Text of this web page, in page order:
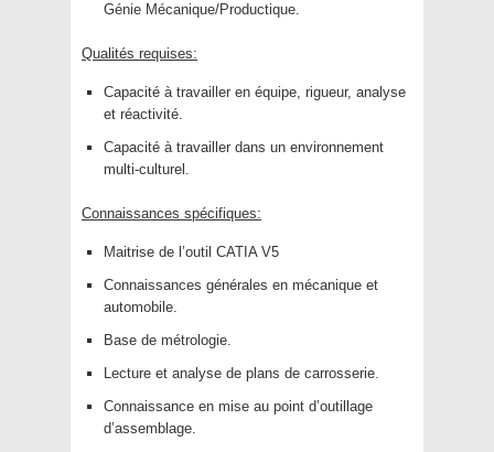
Génie Mécanique/Productique.
Qualités requises:
Capacité à travailler en équipe, rigueur, analyse
et réactivité.
Capacité à travailler dans un environnement
multi-culturel.
Connaissances spécifiques:
Maitrise de l’outil CATIA V5
Connaissances générales en mécanique et
automobile.
Base de métrologie.
Lecture et analyse de plans de carrosserie.
Connaissance en mise au point d’outillage
d’assemblage.